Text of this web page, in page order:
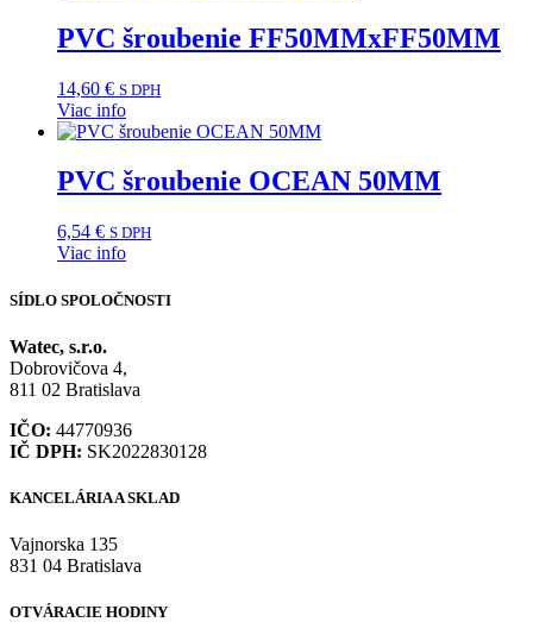
PVC šroubenie FF50MMxFF50MM
14,60 € S DPH
Viac info
PVC šroubenie OCEAN 50MM
6,54 € S DPH
Viac info
SÍDLO SPOLOČNOSTI
Watec, s.r.o.
Dobrovičova 4,
811 02 Bratislava
IČO: 44770936
IČ DPH: SK2022830128
KANCELÁRIA A SKLAD
Vajnorska 135
831 04 Bratislava
OTVÁRACIE HODINY